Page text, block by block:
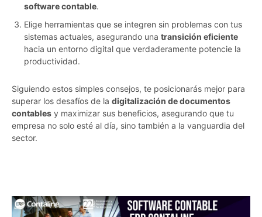
software contable.
Elige herramientas que se integren sin problemas con tus
sistemas actuales, asegurando una transición eficiente
hacia un entorno digital que verdaderamente potencie la
productividad.
Siguiendo estos simples consejos, te posicionarás mejor para
superar los desafíos de la digitalización de documentos
contables y maximizar sus beneficios, asegurando que tu
empresa no solo esté al día, sino también a la vanguardia del
sector.